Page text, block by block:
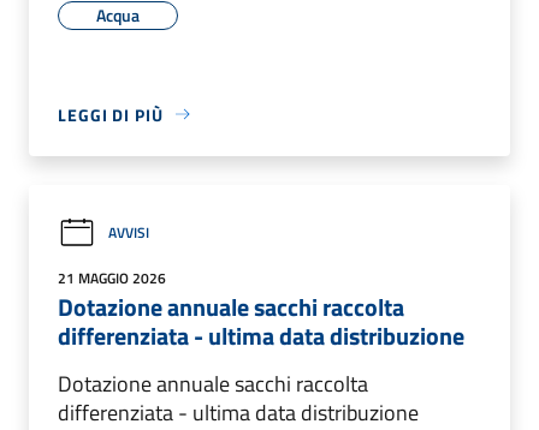
Acqua
LEGGI DI PIÙ
AVVISI
21 MAGGIO 2026
Dotazione annuale sacchi raccolta
differenziata - ultima data distribuzione
Dotazione annuale sacchi raccolta
differenziata - ultima data distribuzione